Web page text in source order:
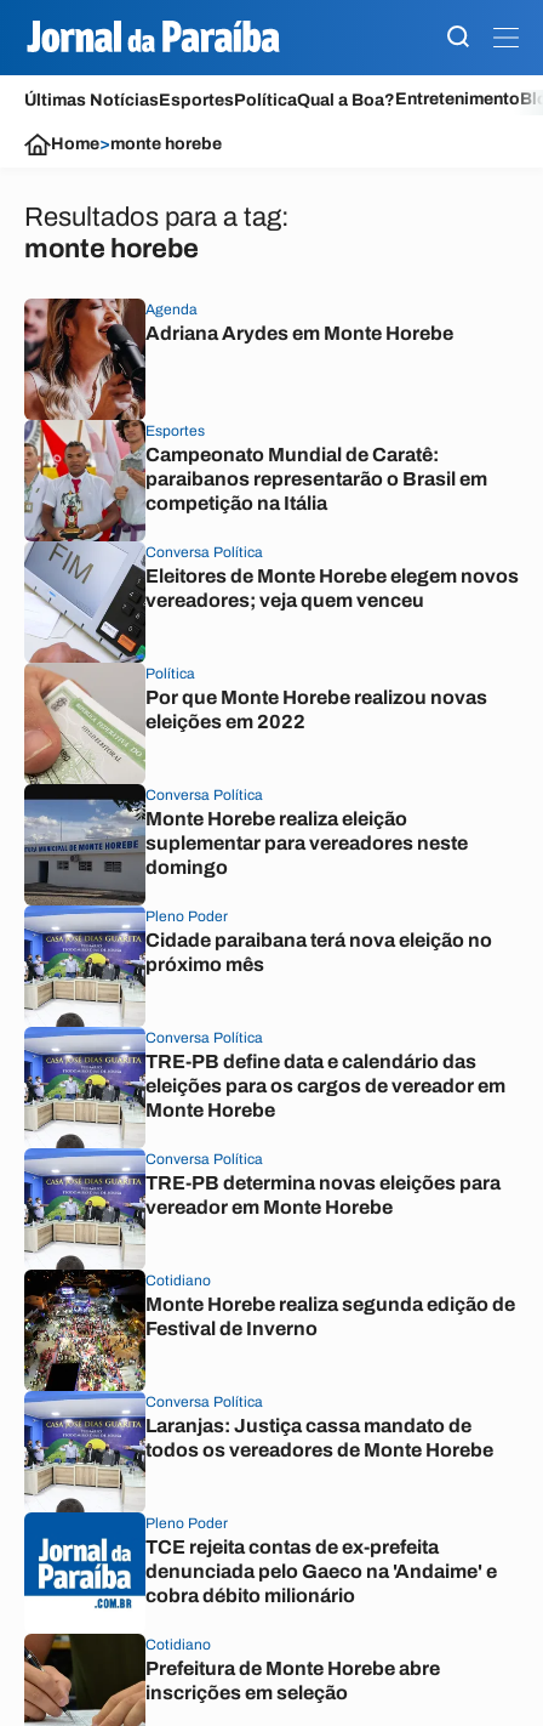
Últimas NotíciasEsportesPolíticaQual a Boa?Entretenimento
Home>monte horebe
Resultados para a tag:
monte horebe
Agenda
Adriana Arydes em Monte Horebe
Esportes
Campeonato Mundial de Caratê:
paraibanos representarão o Brasil em
competição na Itália
Conversa Política
Eleitores de Monte Horebe elegem novos
vereadores; veja quem venceu
Política
Por que Monte Horebe realizou novas
eleições em 2022
Conversa Política
Monte Horebe realiza eleição
suplementar para vereadores neste
domingo
Pleno Poder
Cidade paraibana terá nova eleição no
próximo mês
Conversa Política
TRE-PB define data e calendário das
eleições para os cargos de vereador em
Monte Horebe
Conversa Política
TRE-PB determina novas eleições para
vereador em Monte Horebe
Cotidiano
Monte Horebe realiza segunda edição de
Festival de Inverno
Conversa Política
Laranjas: Justiça cassa mandato de
todos os vereadores de Monte Horebe
Pleno Poder
TCE rejeita contas de ex-prefeita
denunciada pelo Gaeco na 'Andaime' e
cobra débito milionário
Cotidiano
Prefeitura de Monte Horebe abre
inscrições em seleção